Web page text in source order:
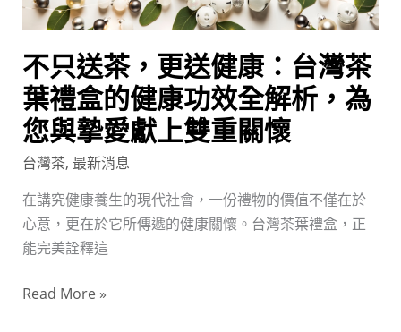
不只送茶，更送健康：台灣茶
葉禮盒的健康功效全解析，為
您與摯愛獻上雙重關懷
台灣茶, 最新消息
在講究健康養生的現代社會，一份禮物的價值不僅在於
心意，更在於它所傳遞的健康關懷。台灣茶葉禮盒，正
能完美詮釋這
灣
葉
禮
盒
的
健
康
功
效
全
解
Read More »